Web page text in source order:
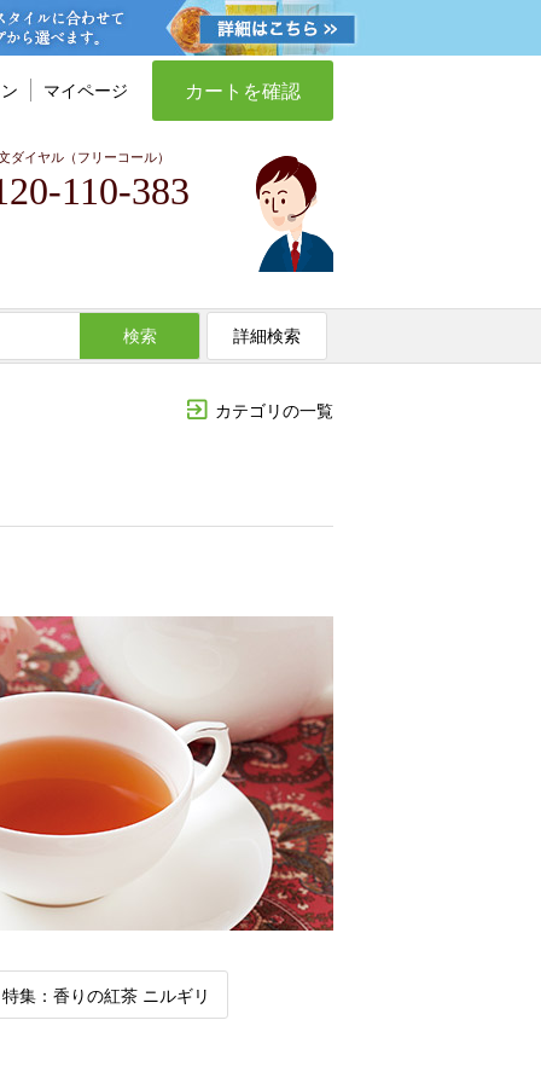
マイページ カートを確認
ダイヤル（フリーコール）
110-383
検索 詳細検索
カテゴリの一覧
特集：香りの紅茶 ニルギリ